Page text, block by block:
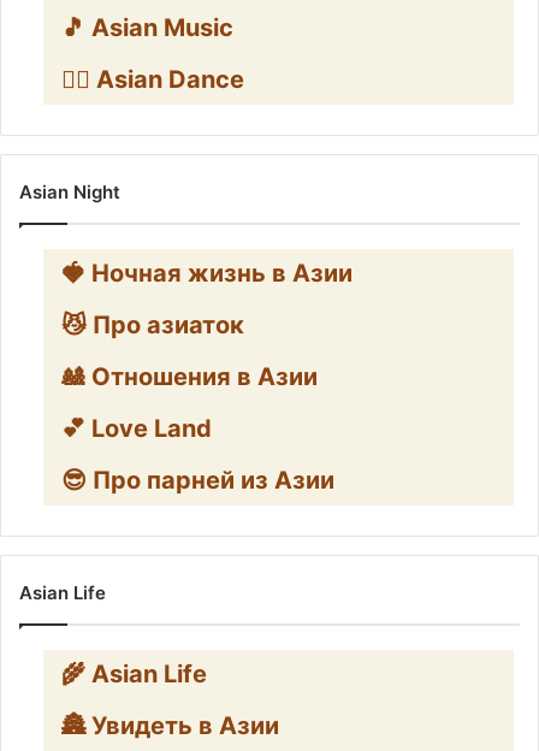
🎵 Asian Music
👯‍♀️ Asian Dance
Asian Night
🍓 Ночная жизнь в Азии
😼 Про азиаток
🎎 Отношения в Азии
💕 Love Land
😎 Про парней из Азии
Asian Life
🌾 Asian Life
🏯 Увидеть в Азии